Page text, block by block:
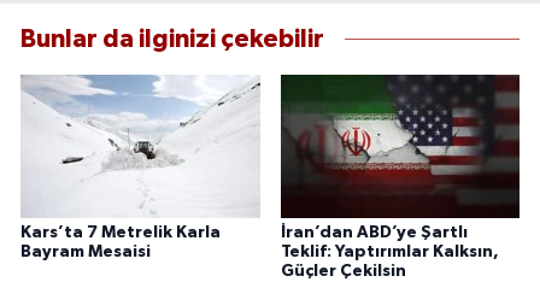
Bunlar da ilginizi çekebilir
Kars’ta 7 Metrelik Karla
Bayram Mesaisi
İran’dan ABD’ye Şartlı
Teklif: Yaptırımlar Kalksın,
Güçler Çekilsin